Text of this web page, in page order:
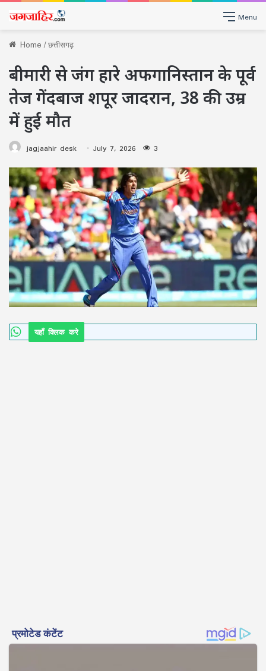
Menu
Home/छत्तीसगढ़
बीमारी से जंग हारे अफगानिस्तान के पूर्व
तेज गेंदबाज शपूर जादरान, 38 की उम्र
में हुई मौत
jagjaahir desk July 7, 2026 3
यहाँ क्लिक करे